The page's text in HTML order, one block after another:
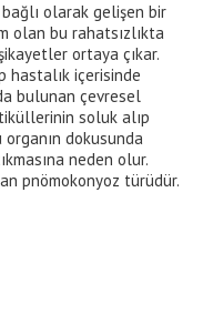
olarak gelişen bir
olan bu rahatsızlıkta
ortaya çıkar.
hastalık içerisinde
bulunan çevresel
soluk alıp
organın dokusunda
neden olur.
pnömokonyoz türüdür.